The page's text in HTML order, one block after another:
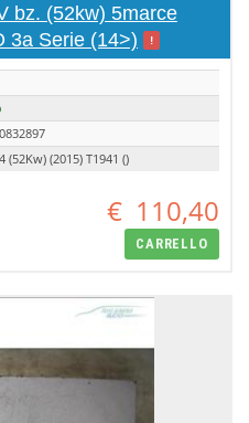
bz. (52kw) 5marce
3a Serie (14>)
!
(52Kw) (2015) T1941 ()
€ 110,40
CARRELLO